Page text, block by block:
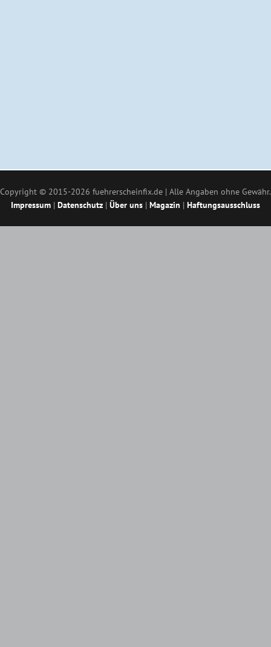
Copyright © 2015-2026 fuehrerscheinfix.de | Alle Angaben ohne Gewähr.
Impressum | Datenschutz | Über uns | Magazin | Haftungsausschluss